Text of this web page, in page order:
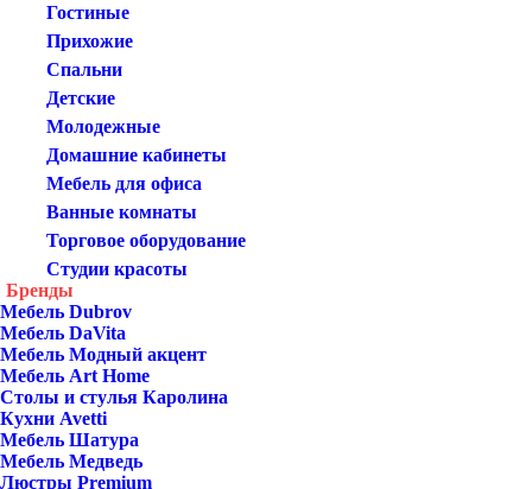
Гостиные
Прихожие
Спальни
Детские
Молодежные
Домашние кабинеты
Мебель для офиса
Ванные комнаты
Торговое оборудование
Студии красоты
Бренды
Мебель Dubrov
Мебель DaVita
Мебель Модный акцент
Мебель Art Home
Столы и стулья Каролина
Кухни Avetti
Мебель Шатура
Мебель Медведь
Люстры Premium